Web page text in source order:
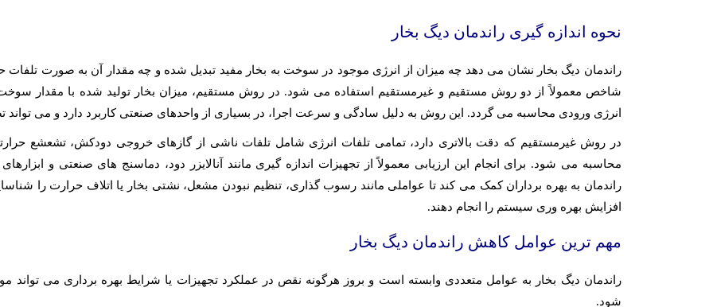
نحوه اندازه گیری راندمان دیگ بخار
راندمان دیگ بخار نشان می دهد چه میزان از انرژی موجود در سوخت به بخار مفید تبدیل شده و چه مقدار آن به صورت تلفات
شاخص معمولاً از دو روش مستقیم و غیرمستقیم استفاده می شود. در روش مستقیم، میزان بخار تولید شده با مقدار
انرژی ورودی محاسبه می گردد. این روش به دلیل سادگی و سرعت اجرا، در بسیاری از واحدهای صنعتی کاربرد دارد و می تواند
در روش غیرمستقیم که دقت بالاتری دارد، تمامی تلفات انرژی شامل تلفات ناشی از گازهای خروجی دودکش، تشعشع
محاسبه می شود. برای انجام این ارزیابی معمولاً از تجهیزات اندازه گیری مانند آنالایزر دود، دماسنج های صنعتی و
راندمان به بهره برداران کمک می کند تا عواملی مانند رسوب گذاری، تنظیم نبودن مشعل، نشتی بخار یا اتلاف حرارت را
افزایش بهره وری سیستم را انجام دهند.
مهم ترین عوامل کاهش راندمان دیگ بخار
راندمان دیگ بخار به عوامل متعددی وابسته است و بروز هرگونه نقص در عملکرد تجهیزات یا شرایط بهره برداری می
شود.